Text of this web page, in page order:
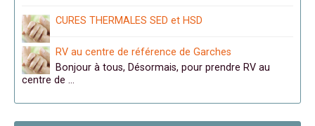
CURES THERMALES SED et HSD
RV au centre de référence de Garches
Bonjour à tous, Désormais, pour prendre RV au
centre de …